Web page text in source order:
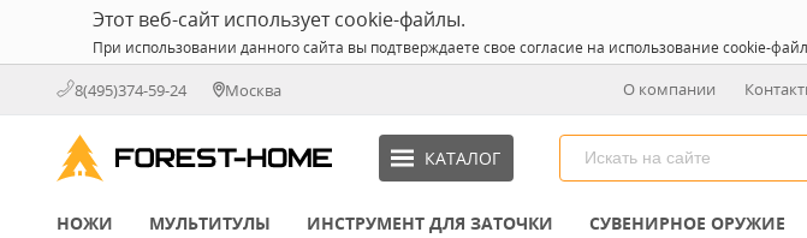
Этот веб-сайт использует cookie-файлы.
При использовании данного сайта вы подтверждаете свое согласие на использование cookie-
8(495)374-59-24 Москва О компании
КАТАЛОГ
НОЖИ МУЛЬТИТУЛЫ ИНСТРУМЕНТ ДЛЯ ЗАТОЧКИ СУВЕНИРНОЕ ОРУЖИЕ